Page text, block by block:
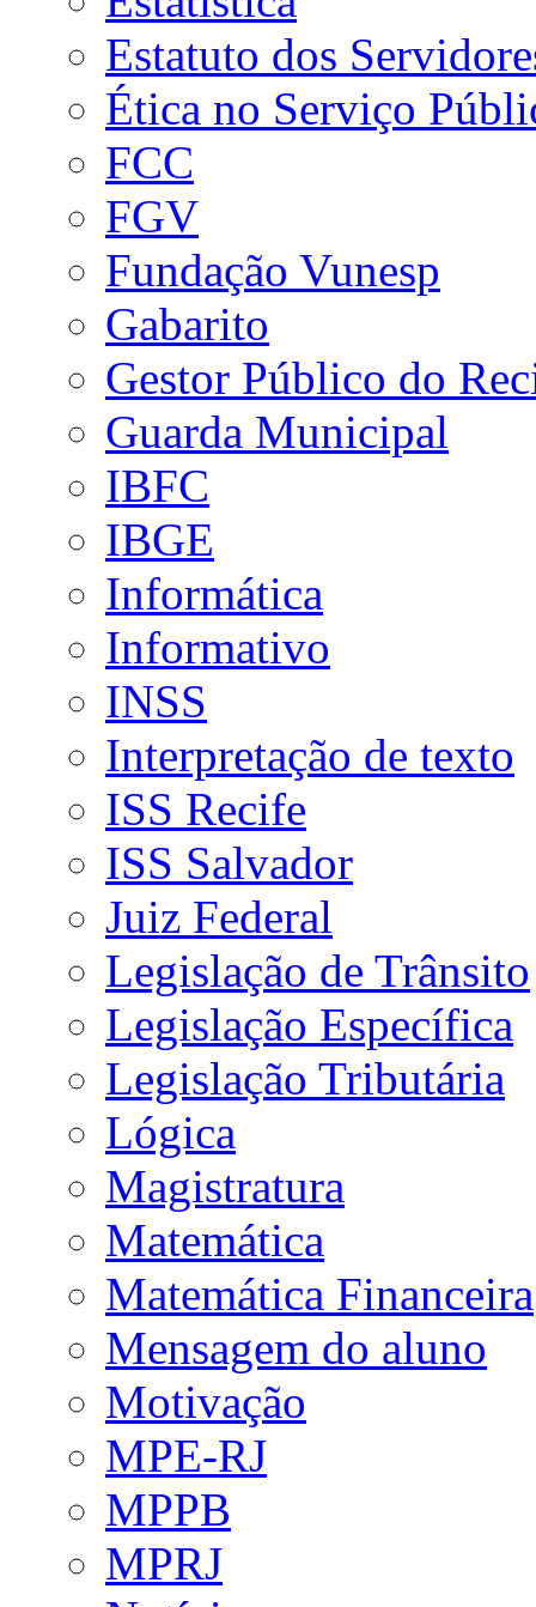
Estatuto dos
Ética no Serviço
FCC
FGV
Fundação Vunesp
Gabarito
Gestor Público do
Guarda Municipal
IBFC
IBGE
Informática
Informativo
INSS
Interpretação de texto
ISS Recife
ISS Salvador
Juiz Federal
Legislação de Trânsito
Legislação Específica
Legislação Tributária
Lógica
Magistratura
Matemática
Matemática Financeira
Mensagem do aluno
Motivação
MPE-RJ
MPPB
MPRJ